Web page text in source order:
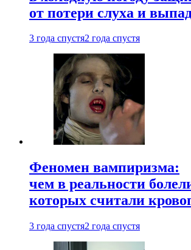
от потери слуха и
3 года спустя2 года спустя
Феномен вампиризма:
чем в реальности
которых считали
3 года спустя2 года спустя